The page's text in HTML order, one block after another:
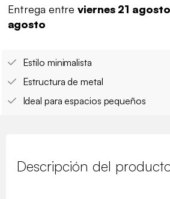
Entrega entreviernes 21
agosto
Estilo minimalista
Estructura de metal
Ideal para espacios pequeños
Descripción del